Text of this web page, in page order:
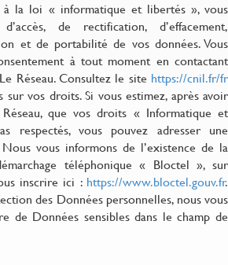
à la loi « informatique et libertés », vous
de rectification, d’effacement,
et de portabilité de vos données. Vous
à tout moment en contactant
Réseau. Consultez le site https://cnil.fr/fr
sur vos droits. Si vous estimez, après avoir
que vos droits « Informatique et
respectés, vous pouvez adresser une
vous informons de l’existence de la
téléphonique « Bloctel », sur
inscrire ici : https://www.bloctel.gouv.fr.
des Données personnelles, nous vous
de Données sensibles dans le champ de